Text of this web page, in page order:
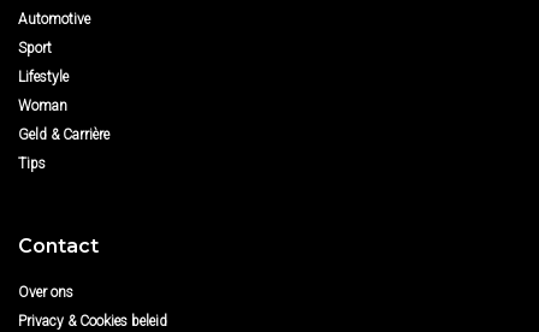
Automotive
Sport
Lifestyle
Woman
Geld & Carrière
Tips
Contact
Over ons
Privacy & Cookies beleid